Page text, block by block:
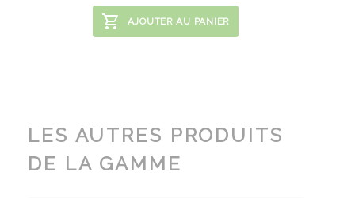
AJOUTER AU PANIER
LES AUTRES PRODUITS
DE LA GAMME